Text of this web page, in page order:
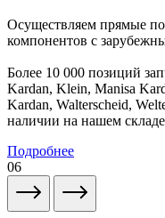
Осуществляем прямые
компонентов с
Более 10 000 позиций
Kardan, Klein, Manisa
Kardan, Walterscheid,
наличии на нашем
Подробнее
06